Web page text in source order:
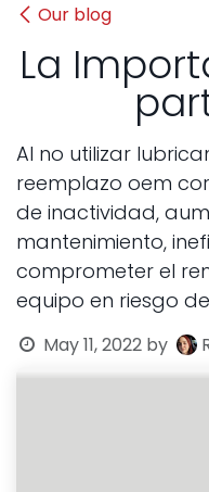
Our blog
La
Al no utilizar
reemplazo oem
de inactividad,
mantenimiento,
comprometer el
equipo en riesgo
May 11, 2022 by